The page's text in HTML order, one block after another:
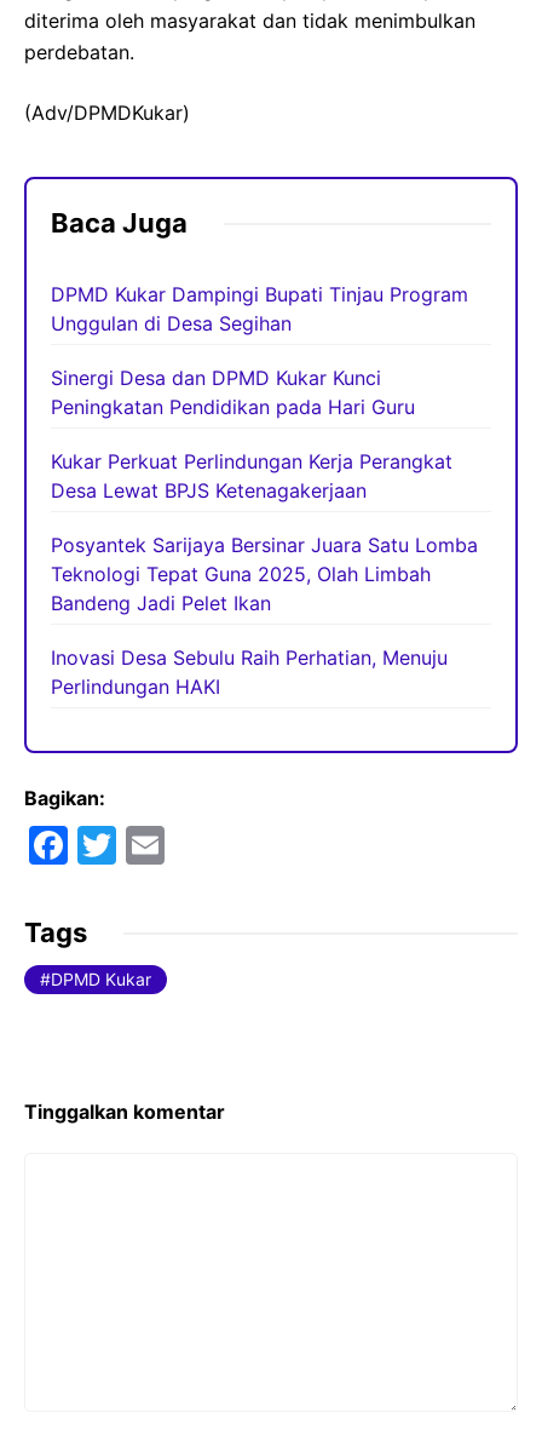
diterima oleh masyarakat dan tidak menimbulkan
perdebatan.
(Adv/DPMDKukar)
Baca Juga
DPMD Kukar Dampingi Bupati Tinjau Program
Unggulan di Desa Segihan
Sinergi Desa dan DPMD Kukar Kunci
Peningkatan Pendidikan pada Hari Guru
Kukar Perkuat Perlindungan Kerja Perangkat
Desa Lewat BPJS Ketenagakerjaan
Posyantek Sarijaya Bersinar Juara Satu Lomba
Teknologi Tepat Guna 2025, Olah Limbah
Bandeng Jadi Pelet Ikan
Inovasi Desa Sebulu Raih Perhatian, Menuju
Perlindungan HAKI
Bagikan:
F
c
e
b
k
T
er l
Tags
DPMD Kukar
Tinggalkan komentar